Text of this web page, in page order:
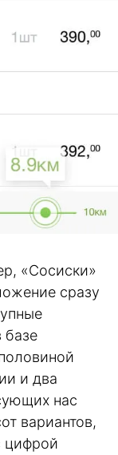
«Сосиски»
сразу
базе
и два
нас
вариантов,
цифрой